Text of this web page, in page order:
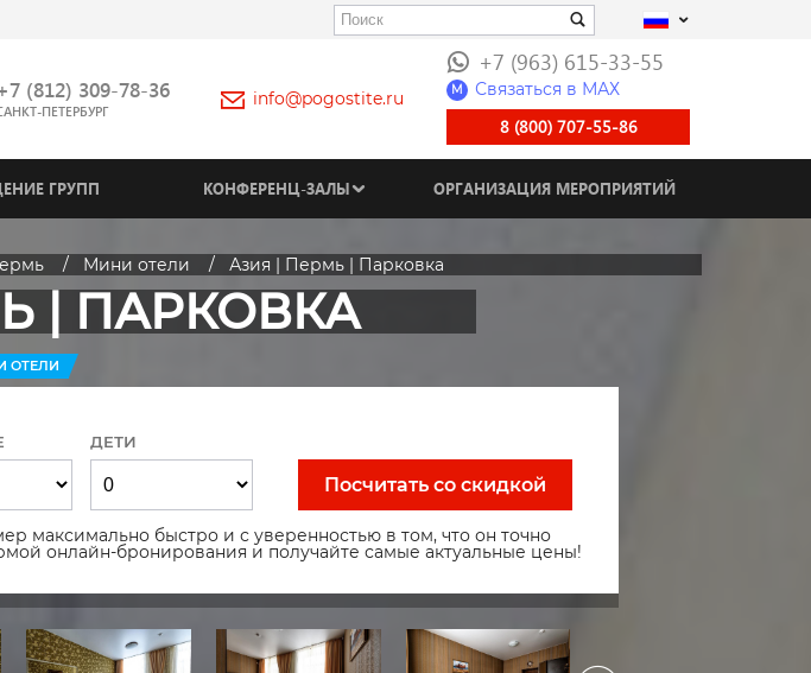
(812) 309-78-36
ПЕТЕРБУРГ
info@pogostite.ru
+7 (963) 615-33-55
M Связаться в МАХ
8 (800) 707-55-86
ГРУПП КОНФЕРЕНЦ-ЗАЛЫ ОРГАНИЗАЦИЯ МЕРОПРИЯТИЙ
Мини отели Азия | Пермь | Парковка
| ПАРКОВКА
ОТЕЛИ
ДЕТИ
Посчитать со скидкой
максимально быстро и с уверенностью в том, что он точно
онлайн-бронирования и получайте самые актуальные цены!